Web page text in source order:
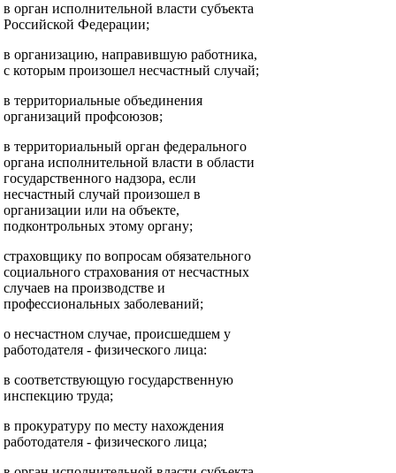
в орган исполнительной власти субъекта
Российской Федерации;
в организацию, направившую работника,
с которым произошел несчастный случай;
в территориальные объединения
организаций профсоюзов;
в территориальный орган федерального
органа исполнительной власти в области
государственного надзора, если
несчастный случай произошел в
организации или на объекте,
подконтрольных этому органу;
страховщику по вопросам обязательного
социального страхования от несчастных
случаев на производстве и
профессиональных заболеваний;
о несчастном случае, происшедшем у
работодателя - физического лица:
в соответствующую государственную
инспекцию труда;
в прокуратуру по месту нахождения
работодателя - физического лица;